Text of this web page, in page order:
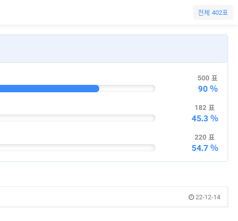
전체 402표
500 표
90 %
182 표
45.3 %
220 표
54.7 %
22-12-14